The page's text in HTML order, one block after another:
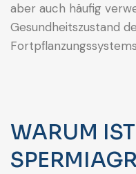
aber auch häufig
Gesundheitszustand
WARUM